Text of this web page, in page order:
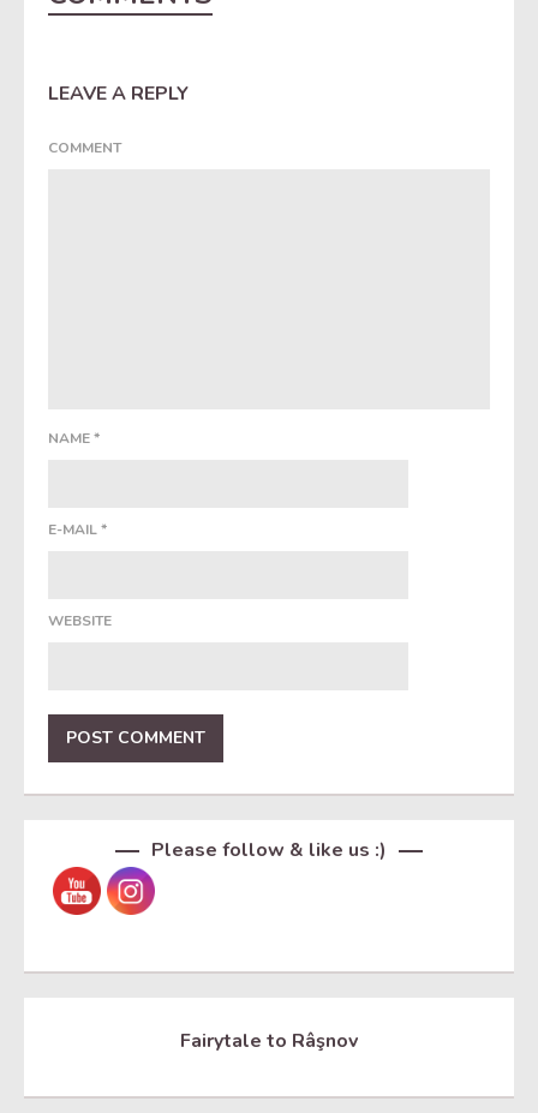
LEAVE A REPLY
COMMENT
NAME*
E-MAIL*
WEBSITE
Please follow & like us :)
Set Youtube Channel ID
Fairytale to Râşnov